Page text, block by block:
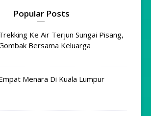
Popular Posts
Ke Air Terjun Sungai Pisang,
Bersama Keluarga
Menara Di Kuala Lumpur